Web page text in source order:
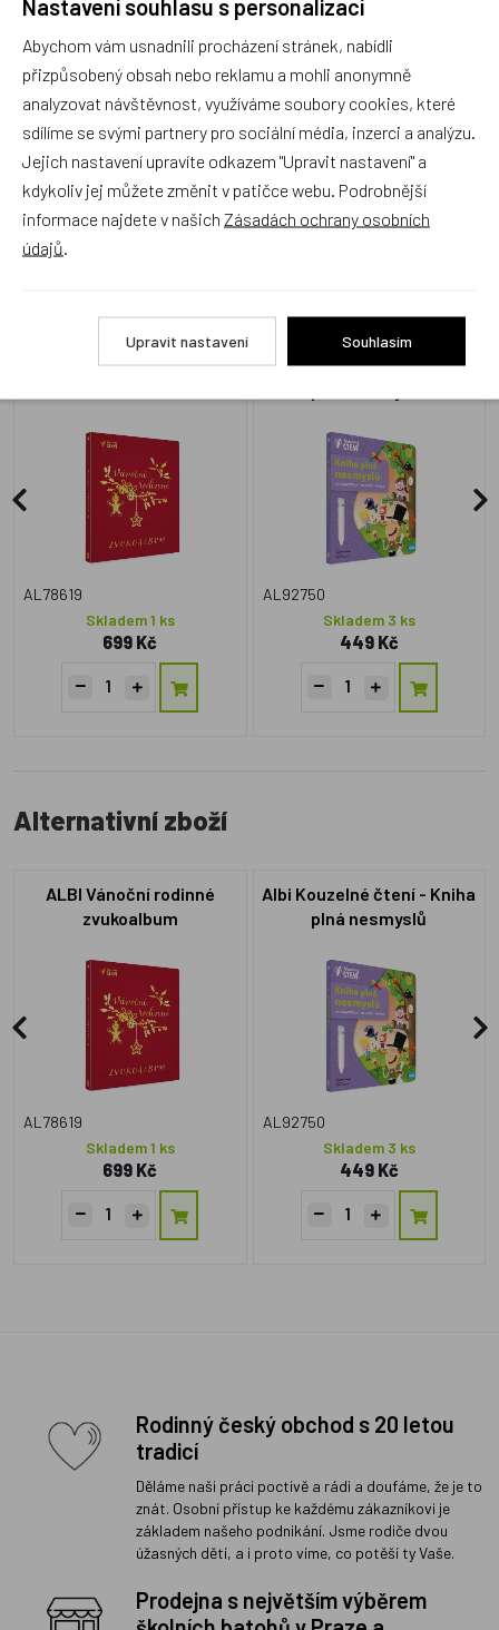
Produkt zatím nemá žádné hodnocení,buďte první, kdo
produkt ohodnotí!
Přidat hodnocení
ALBI Vánoční rodinné
AL78619
Skladem 1 ks
699 Kč
Albi Kouzelné čtení - Kniha
AL92750
Skladem 3 ks
449 Kč
Alternativní zboží
ALBI Vánoční rodinné
zvukoalbum
AL78619
Skladem 1 ks
699 Kč
Albi Kouzelné čtení - Kniha
plná nesmyslů
AL92750
Skladem 3 ks
449 Kč
Rodinný český obchod s 20 letou
tradicí
Děláme naši práci poctivě a rádi a doufáme, že je to
znát. Osobní přístup ke každému zákazníkovi je
základem našeho podnikání. Jsme rodiče dvou
úžasných dětí, a i proto víme, co potěší ty Vaše.
Prodejna s největším výběrem
Nastavení souhlasu s personalizací
Abychom vám usnadnili procházení stránek, nabídli
přizpůsobený obsah nebo reklamu a mohli anonymně
analyzovat návštěvnost, využíváme soubory cookies, které
sdílíme se svými partnery pro sociální média, inzerci a analýzu.
Jejich nastavení upravíte odkazem "Upravit nastavení" a
kdykoliv jej můžete změnit v patičce webu. Podrobnější
informace najdete v našich Zásadách ochrany osobních
údajů
Upravit nastavení Souhlasím